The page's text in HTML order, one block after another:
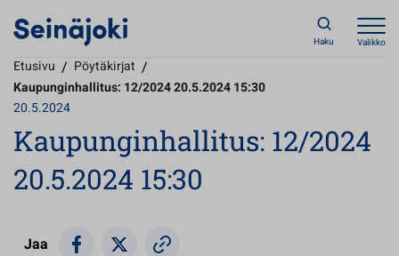
Haku Valikko
Etusivu / Pöytäkirjat /
Kaupunginhallitus: 12/2024 20.5.2024 15:30
20.5.2024
Kaupunginhallitus: 12/2024
20.5.2024 15:30
Jaa